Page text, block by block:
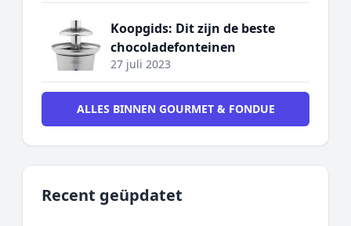
Koopgids: Dit zijn de beste
chocoladefonteinen
27 juli 2023
ALLES BINNEN GOURMET & FONDUE
Recent geüpdatet